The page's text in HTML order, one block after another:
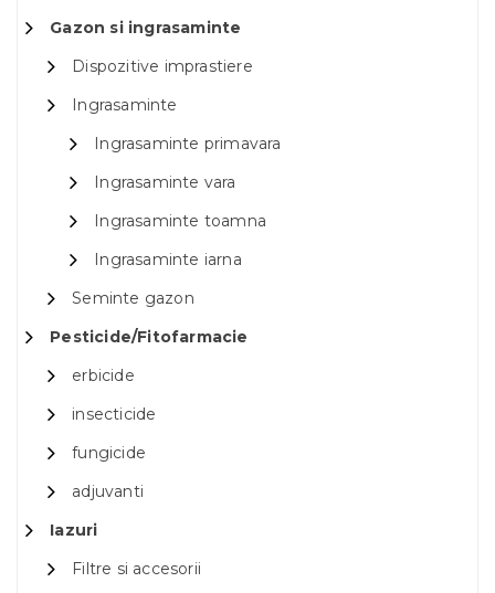
Gazon si ingrasaminte
Dispozitive imprastiere
Ingrasaminte
Ingrasaminte primavara
Ingrasaminte vara
Ingrasaminte toamna
Ingrasaminte iarna
Seminte gazon
Pesticide/Fitofarmacie
erbicide
insecticide
fungicide
adjuvanti
Iazuri
Filtre si accesorii